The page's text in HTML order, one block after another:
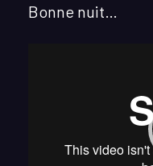
Bonne nuit…